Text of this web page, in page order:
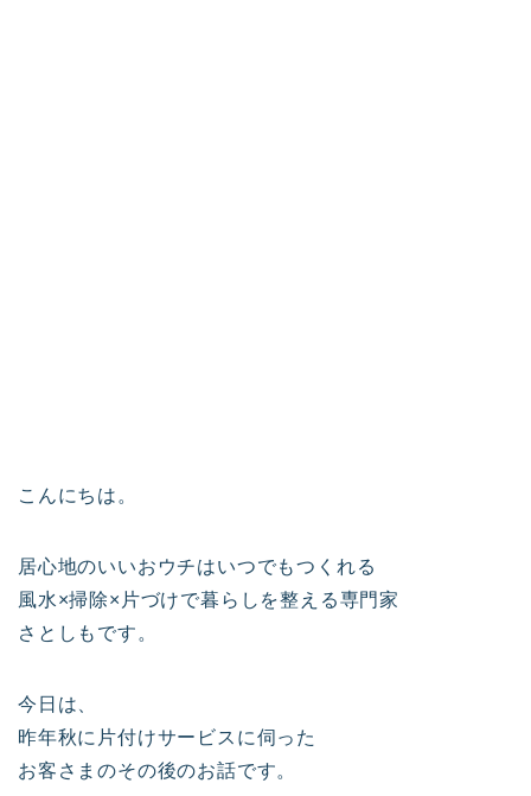
こんにちは。
居心地のいいおウチはいつでもつくれる
風水×掃除×片づけで暮らしを整える専門家
さとしもです。
今日は、
昨年秋に片付けサービスに伺った
お客さまのその後のお話です。